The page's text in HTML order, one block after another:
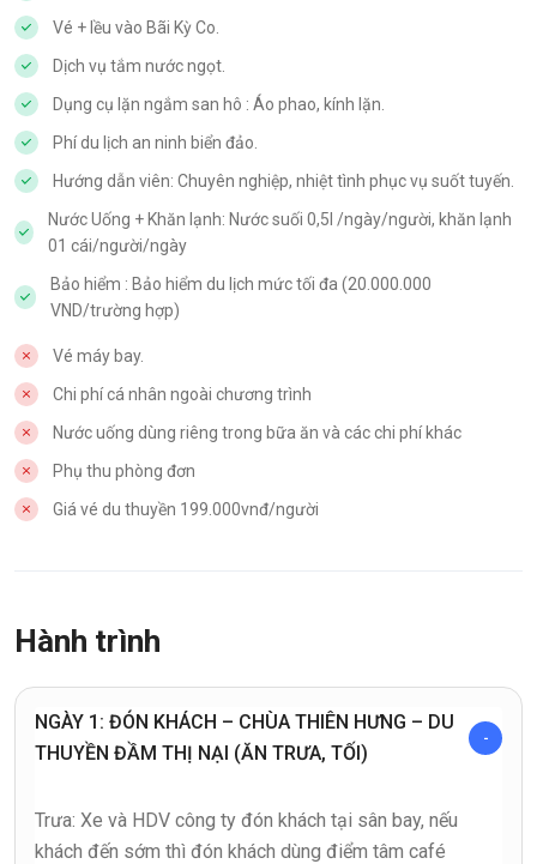
Vé + lều vào Bãi Kỳ Co.
Dịch vụ tắm nước ngọt.
Dụng cụ lặn ngắm san hô : Áo phao, kính lặn.
Phí du lịch an ninh biển đảo.
Hướng dẫn viên: Chuyên nghiệp, nhiệt tình phục vụ suốt tuyến.
Nước Uống + Khăn lạnh: Nước suối 0,5l /ngày/người, khăn lạnh
01 cái/người/ngày
Bảo hiểm : Bảo hiểm du lịch mức tối đa (20.000.000
VND/trường hợp)
Vé máy bay.
Chi phí cá nhân ngoài chương trình
Nước uống dùng riêng trong bữa ăn và các chi phí khác
Phụ thu phòng đơn
Giá vé du thuyền 199.000vnđ/người
Hành trình
NGÀY 1: ĐÓN KHÁCH – CHÙA THIÊN HƯNG – DU
THUYỀN ĐẦM THỊ NẠI (ĂN TRƯA, TỐI)
Trưa: Xe và HDV công ty đón khách tại sân bay, nếu
khách đến sớm thì đón khách dùng điểm tâm café